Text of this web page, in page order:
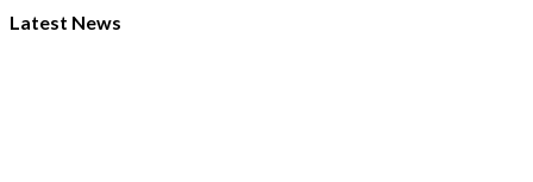
Latest News